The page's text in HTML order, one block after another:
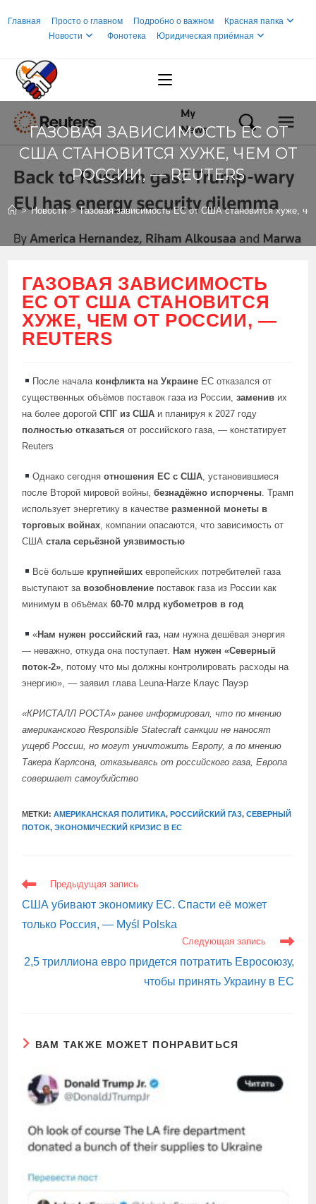
Главная Просто о главном Подробно о важном
Красная папка
Новости
Фонотека Юридическая приёмная
ГАЗОВАЯ ЗАВИСИМОСТЬ ЕС ОТ
США СТАНОВИТСЯ ХУЖЕ, ЧЕМ ОТ
РОССИИ, — REUTERS
> Новости > Газовая зависимость ЕС от США становится хуже,
ГАЗОВАЯ ЗАВИСИМОСТЬ
ЕС ОТ США СТАНОВИТСЯ
ХУЖЕ, ЧЕМ ОТ РОССИИ, —
REUTERS
После начала конфликта на Украине ЕС отказался от
существенных объёмов поставок газа из России,заменив их
на более дорогойСПГ из США и планируя к 2027 году
полностью отказаться от российского газа, — констатирует
Reuters
Однако сегодняотношения ЕС с США, установившиеся
после Второй мировой войны,безнадёжно испорчены. Трамп
использует энергетику в качестве разменной монеты в
торговых войнах, компании опасаются, что зависимость от
СШАстала серьёзной уязвимостью
Всё больше крупнейших европейских потребителей газа
выступают за возобновление поставок газа из России как
минимум в объёмах60-70 млрд кубометров в год
«Нам нужен российский газ, нам нужна дешёвая энергия
— неважно, откуда она поступает. Нам нужен «Северный
поток-2», потому что мы должны контролировать расходы на
энергию», — заявил глава Leuna-Harze Клаус Пауэр
«КРИСТАЛЛ РОСТА» ранее информировал, что по мнению
американского Responsible Statecraft санкции не наносят
ущерб России, но могут уничтожить Европу, а помнению
Такера Карлсона, отказываясь от российского газа, Европа
совершает самоубийство
МЕТКИ:АМЕРИКАНСКАЯ ПОЛИТИКА, РОССИЙСКИЙ ГАЗ, СЕВЕРНЫЙ
ПОТОК, ЭКОНОМИЧЕСКИЙ КРИЗИС В ЕС
ЕЩЕ
СТАТЬИ
Предыдущая запись
США убивают экономику ЕС. Спасти её может
только Россия, — Myśl Polska
Следующая запись
2,5 триллиона евро придется потратить Евросоюзу,
чтобы принять Украину в ЕС
ВАМ ТАКЖЕ МОЖЕТ ПОНРАВИТЬСЯ